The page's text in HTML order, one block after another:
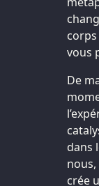
vous
De
dans
crée